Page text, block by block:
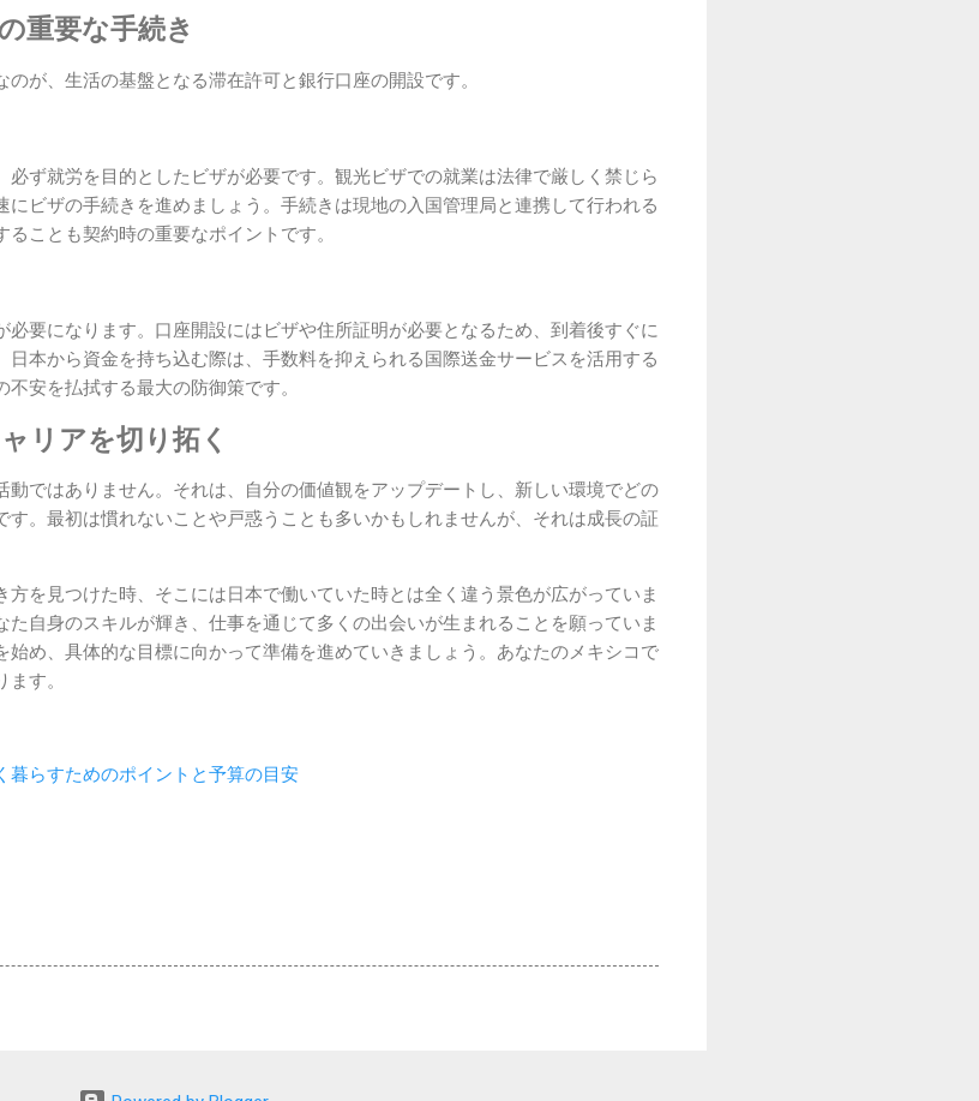
重要な手続き
が、生活の基盤となる滞在許可と銀行口座の開設です。
必ず就労を目的としたビザが必要です。観光ビザでの就業は法律で厳しく禁じら
ビザの手続きを進めましょう。手続きは現地の入国管理局と連携して行われる
ことも契約時の重要なポイントです。
要になります。口座開設にはビザや住所証明が必要となるため、到着後すぐに
本から資金を持ち込む際は、手数料を抑えられる国際送金サービスを活用する
安を払拭する最大の防御策です。
リアを切り拓く
動ではありません。それは、自分の価値観をアップデートし、新しい環境でどの
す。最初は慣れないことや戸惑うことも多いかもしれませんが、それは成長の証
を見つけた時、そこには日本で働いていた時とは全く違う景色が広がっていま
自身のスキルが輝き、仕事を通じて多くの出会いが生まれることを願っていま
め、具体的な目標に向かって準備を進めていきましょう。あなたのメキシコで
す。
暮らすためのポイントと予算の目安